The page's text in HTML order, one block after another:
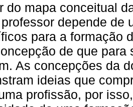
do mapa conceitual
depende de
para a formação
de que para
As concepções da
ideias que
profissão, por